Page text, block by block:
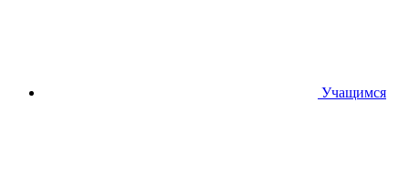
Учащимся